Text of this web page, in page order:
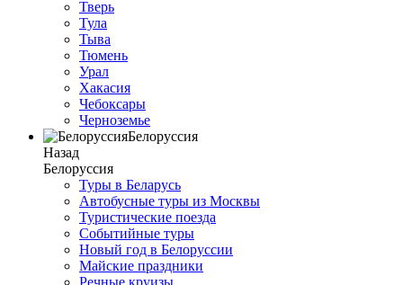
Тверь
Тула
Тыва
Тюмень
Урал
Хакасия
Чебоксары
Черноземье
Белоруссия
Назад
Белоруссия
Туры в Беларусь
Автобусные туры из Москвы
Туристические поезда
Событийные туры
Новый год в Белоруссии
Майские праздники
Речные круизы